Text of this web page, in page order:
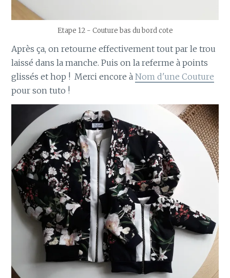
Etape 12 - Couture bas du bord cote
Après ça, on retourne effectivement tout par le trou
laissé dans la manche. Puis on la referme à points
glissés et hop ! Merci encore àNom d'une Couture
pour son tuto !